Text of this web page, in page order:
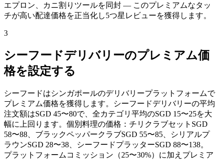
エプロン、カニ割りツールを同封 — このプレミアムなタッ
チが高い配達価格を正当化し5つ星レビューを獲得します。
3
シーフードデリバリーのプレミアム価
格を設定する
シーフードはシンガポールのデリバリープラットフォームで
プレミアム価格を獲得します。シーフードデリバリーの平均
注文額はSGD 45〜80で、全カテゴリ平均のSGD 15〜25を大
幅に上回ります。個別料理の価格：チリクラブセットSGD
58〜88、ブラックペッパークラブSGD 55〜85、シリアルプ
ラウンSGD 28〜38、シーフードプラッターSGD 88〜138。
プラットフォームコミッション（25〜30%）に加えプレミア